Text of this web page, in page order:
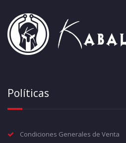
Políticas
Condiciones Generales de Venta